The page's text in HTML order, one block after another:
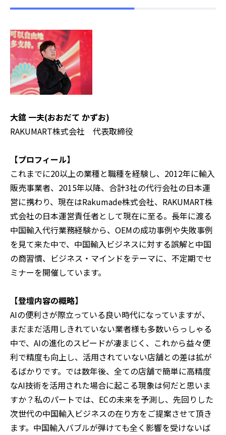
大舘 一夫(おおだて かずお)
RAKUMART株式会社 代表取締役
【プロフィール】
これまでに20以上の業種と職種を経験し、2012年に輸入
販売事業者、2015年以降、合計3社の代行会社の日本運
営に携わり、現在はRakumade株式会社、RAKUMART株
式会社の日本運営責任者として現在に至る。長年に渡る
中国輸入代行業務経験から、OEMの成功事例や失敗事例
を見て来た中で、中国輸入ビジネスに対する誤解と中国
の商習慣、ビジネス・マインドをテーマに、不定期でセ
ミナーを開催しています。
【登壇内容の概略】
AIの便利さが際立っている良い時代になっていますが、
まだまだ活用しきれていない業者様も多数いらっしゃる
中で、AIの進化のスピードが凄まじく、これから益々便
利で精度も向上し、活用されていない店舗との差は拡が
るばかりです。では数年後、全ての店舗で簡単に高精度
なAI技術を活用された場合に起こる現象は何だと思いま
すか？私のパートでは、ECの未来を予測し、先回りした
次世代の中国輸入ビジネスの在り方をご提案させて頂き
ます。中国輸入バブルが弾けても全く影響を受けないば